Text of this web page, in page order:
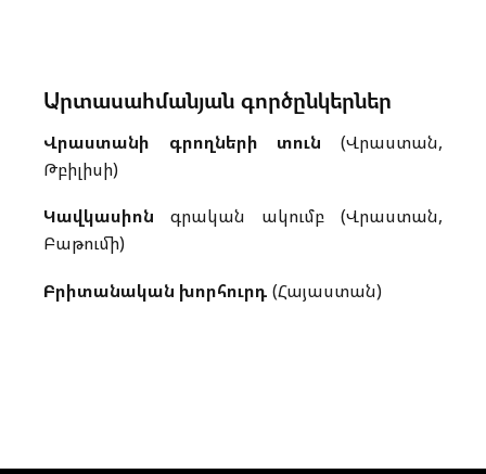
Արտասահմանյան գործընկերներ
Վրաստանի գրողների տուն (Վրաստան,
Թբիլիսի)
Կավկասիոն գրական ակումբ (Վրաստան,
Բաթումի)
Բրիտանական խորհուրդ (Հայաստան)